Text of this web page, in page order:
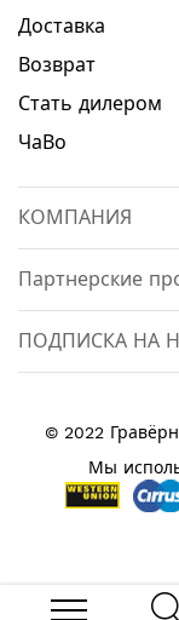
Доставка
Возврат
Стать дилером
ЧаВо
КОМПАНИЯ
Партнерские
ПОДПИСКА НА
© 2022
Мы